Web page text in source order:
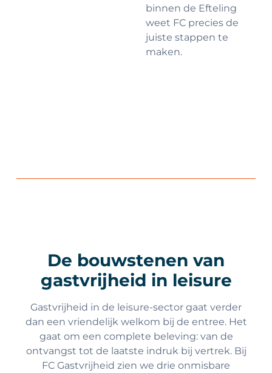
binnen de Efteling
weet FC precies de
juiste stappen te
maken.
De bouwstenen van
gastvrijheid in leisure
Gastvrijheid in de leisure-sector gaat verder
dan een vriendelijk welkom bij de entree. Het
gaat om een complete beleving: van de
ontvangst tot de laatste indruk bij vertrek. Bij
FC Gastvrijheid zien we drie onmisbare